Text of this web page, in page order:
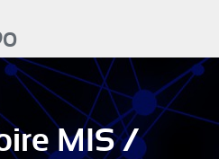
MIS /